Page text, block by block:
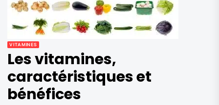
VITAMINES
Les vitamines,
caractéristiques et
bénéfices